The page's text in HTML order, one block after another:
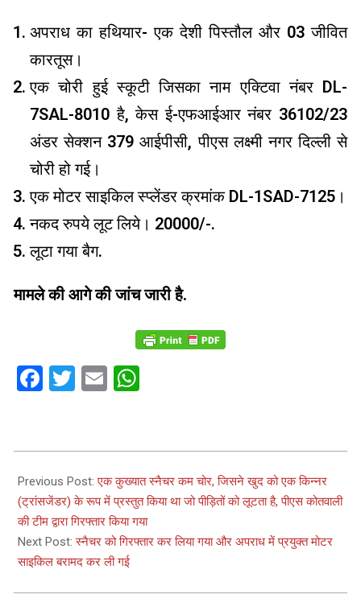
अपराध का हथियार- एक देशी पिस्तौल और 03 जीवित
कारतूस।
एक चोरी हुई स्कूटी जिसका नाम एक्टिवा नंबर DL-
7SAL-8010 है, केस ई-एफआईआर नंबर 36102/23
अंडर सेक्शन 379 आईपीसी, पीएस लक्ष्मी नगर दिल्ली से
चोरी हो गई।
एक मोटर साइकिल स्प्लेंडर क्रमांक DL-1SAD-7125।
नकद रुपये लूट लिये। 20000/-.
लूटा गया बैग.
मामले की आगे की जांच जारी है.
Facebook
Twitter
Email
12-
26
Previous Post:एक कुख्यात स्नैचर कम चोर, जिसने खुद को एक किन्नर
(ट्रांसजेंडर) के रूप में प्रस्तुत किया था जो पीड़ितों को लूटता है, पीएस कोतवाली
की टीम द्वारा गिरफ्तार किया गया
Next Post:स्नैचर को गिरफ्तार कर लिया गया और अपराध में प्रयुक्त मोटर
साइकिल बरामद कर ली गई